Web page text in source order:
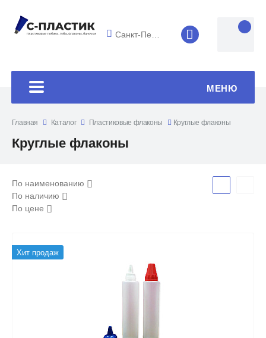
Санкт-Петербург 8 (4852) 33-
МЕНЮ
Главная Каталог Пластиковые флаконы Круглые флаконы
Круглые флаконы
По наименованию
По наличию
По цене
Хит продаж